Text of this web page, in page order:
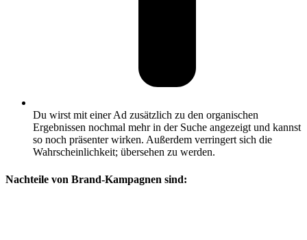
Du wirst mit einer Ad zusätzlich zu den organischen
Ergebnissen nochmal mehr in der Suche angezeigt und kannst
so noch präsenter wirken. Außerdem verringert sich die
Wahrscheinlichkeit; übersehen zu werden.
Nachteile von Brand-Kampagnen sind: